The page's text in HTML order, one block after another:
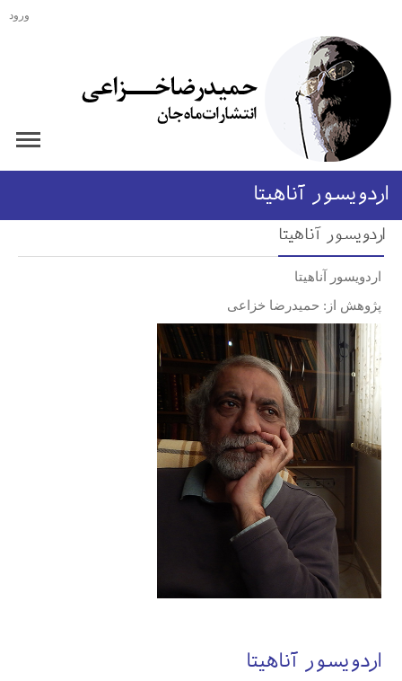
ورود
اردویسور آناهیتا
اردویسور آناهیتا
اردویسور آناهیتا
پژوهش از: حمیدرضا خزاعی
اردویسور آناهیتا